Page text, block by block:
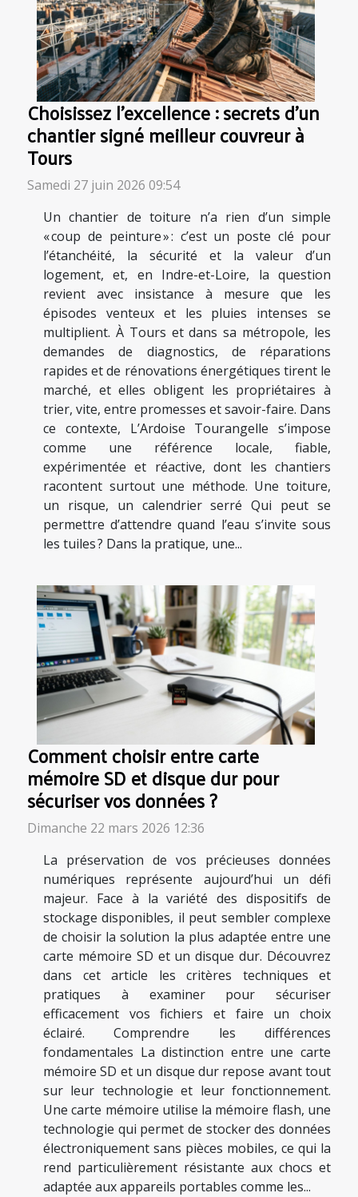
Choisissez l’excellence : secrets d’un
chantier signé meilleur couvreur à
Tours
Samedi 27 juin 2026 09:54
Un chantier de toiture n’a rien d’un simple
« coup de peinture » : c’est un poste clé pour
l’étanchéité, la sécurité et la valeur d’un
logement, et, en Indre-et-Loire, la question
revient avec insistance à mesure que les
épisodes venteux et les pluies intenses se
multiplient. À Tours et dans sa métropole, les
demandes de diagnostics, de réparations
rapides et de rénovations énergétiques tirent le
marché, et elles obligent les propriétaires à
trier, vite, entre promesses et savoir-faire. Dans
ce contexte, L’Ardoise Tourangelle s’impose
comme une référence locale, fiable,
expérimentée et réactive, dont les chantiers
racontent surtout une méthode. Une toiture,
un risque, un calendrier serré Qui peut se
permettre d’attendre quand l’eau s’invite sous
les tuiles ? Dans la pratique, une...
Comment choisir entre carte
mémoire SD et disque dur pour
sécuriser vos données ?
Dimanche 22 mars 2026 12:36
La préservation de vos précieuses données
numériques représente aujourd’hui un défi
majeur. Face à la variété des dispositifs de
stockage disponibles, il peut sembler complexe
de choisir la solution la plus adaptée entre une
carte mémoire SD et un disque dur. Découvrez
dans cet article les critères techniques et
pratiques à examiner pour sécuriser
efficacement vos fichiers et faire un choix
éclairé. Comprendre les différences
fondamentales La distinction entre une carte
mémoire SD et un disque dur repose avant tout
sur leur technologie et leur fonctionnement.
Une carte mémoire utilise la mémoire flash, une
technologie qui permet de stocker des données
électroniquement sans pièces mobiles, ce qui la
rend particulièrement résistante aux chocs et
adaptée aux appareils portables comme les...